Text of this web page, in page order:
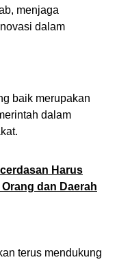
menjaga
dalam
baik merupakan
dalam
Harus
dan Daerah
terus mendukung